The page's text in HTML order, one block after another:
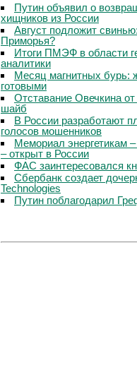
Путин объявил о
хищников из России
Август подложит
Приморья?
Итоги ПМЭФ в области
аналитики
Месяц магнитных бурь:
готовыми
Отставание Овечкина
шайб
В России разработают
голосов мошенников
Мемориал энергетикам
– открыт в России
ФАС заинтересовался
Сбербанк создает
Technologies
Путин поблагодарил